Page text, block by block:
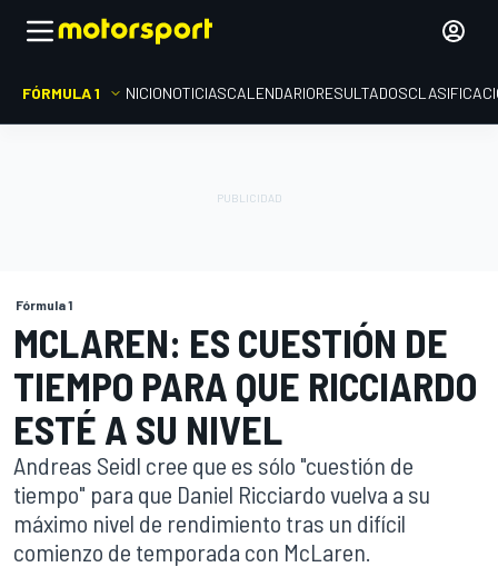
FÓRMULA 1 INICIONOTICIASCALENDARIORESULTADOS
Fórmula 1
MCLAREN: ES CUESTIÓN DE
TIEMPO PARA QUE RICCIARDO
ESTÉ A SU NIVEL
Andreas Seidl cree que es sólo "cuestión de
tiempo" para que Daniel Ricciardo vuelva a su
máximo nivel de rendimiento tras un difícil
comienzo de temporada con McLaren.